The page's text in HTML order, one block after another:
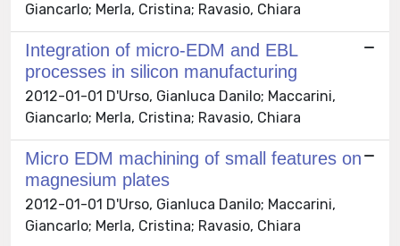
Giancarlo; Merla, Cristina; Ravasio, Chiara
Integration of micro-EDM and EBL
processes in silicon manufacturing
2012-01-01 D'Urso, Gianluca Danilo; Maccarini,
Giancarlo; Merla, Cristina; Ravasio, Chiara
Micro EDM machining of small features on
magnesium plates
2012-01-01 D'Urso, Gianluca Danilo; Maccarini,
Giancarlo; Merla, Cristina; Ravasio, Chiara